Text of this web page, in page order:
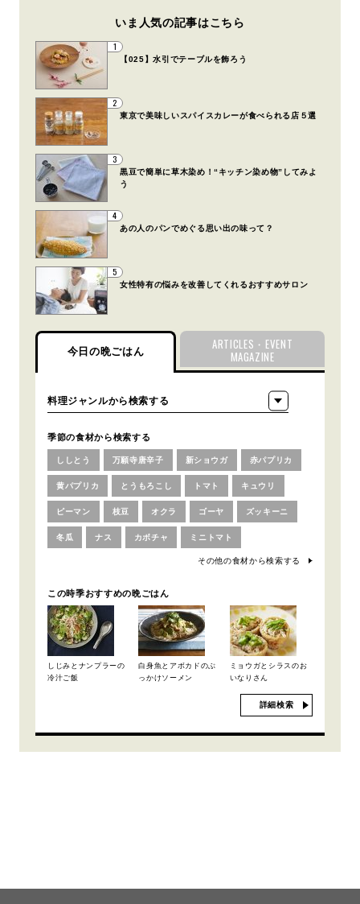
いま人気の記事はこちら
1
【025】水引でテーブルを飾ろう
2
東京で美味しいスパイスカレーが食べられる店５選
3
黒豆で簡単に草木染め！“キッチン染め物”してみよ
う
4
あの人のパンでめぐる思い出の味って？
5
女性特有の悩みを改善してくれるおすすめサロン
今日の晩ごはん
ARTICLES・EVENT
MAGAZINE
季節の食材から検索する
ししとう 万願寺唐辛子 新ショウガ 赤パプリカ
黄パプリカ とうもろこし トマト キュウリ
ピーマン 枝豆 オクラ ゴーヤ ズッキーニ
冬瓜 ナス カボチャ ミニトマト
その他の食材から検索する
この時季おすすめの晩ごはん
しじみとナンプラーの
冷汁ご飯
白身魚とアボカドのぶ
っかけソーメン
ミョウガとシラスのお
いなりさん
詳細検索